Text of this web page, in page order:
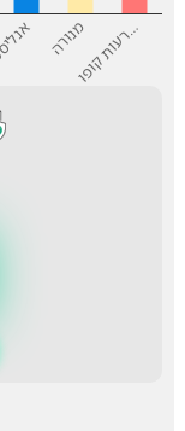
מנורהר
ע
ו
ת
ק
ו
פ
ו
…